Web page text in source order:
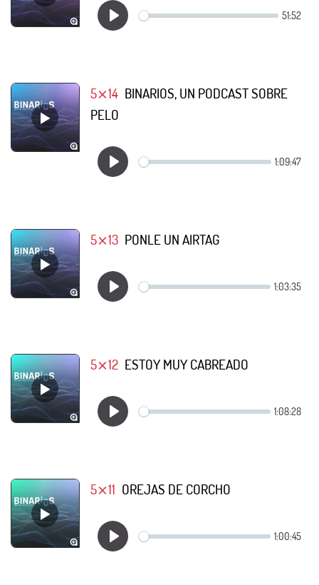
5⨯14 BINARIOS, UN PODCAST SOBRE
PELO
5⨯13 PONLE UN AIRTAG
5⨯12 ESTOY MUY CABREADO
5⨯11 OREJAS DE CORCHO